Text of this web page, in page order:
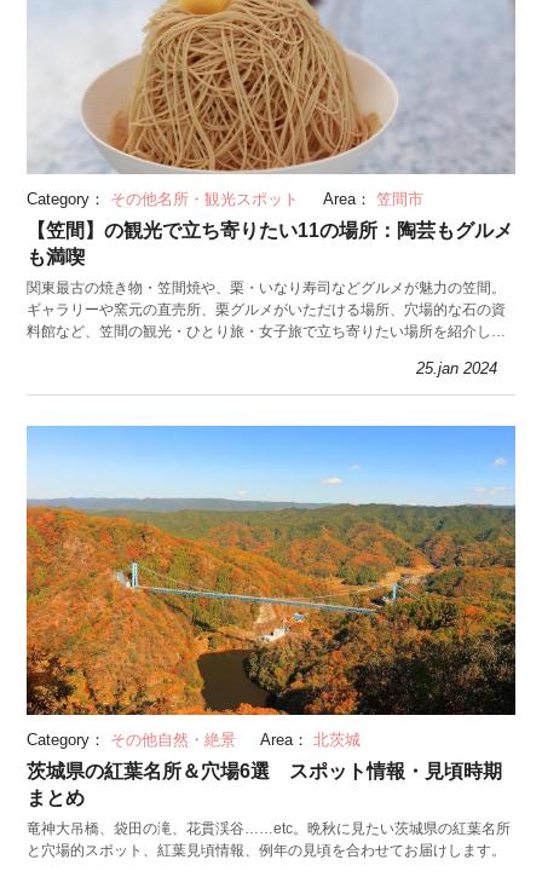
Category： その他名所・観光スポット Area： 笠間市
【笠間】の観光で立ち寄りたい11の場所：陶芸もグルメ
も満喫
関東最古の焼き物・笠間焼や、栗・いなり寿司などグルメが魅力の笠間。
ギャラリーや窯元の直売所、栗グルメがいただける場所、穴場的な石の資
料館など、笠間の観光・ひとり旅・女子旅で立ち寄りたい場所を紹介しま
25.jan 2024
Category： その他自然・絶景 Area： 北茨城
茨城県の紅葉名所＆穴場6選 スポット情報・見頃時期
まとめ
竜神大吊橋、袋田の滝、花貫渓谷……etc。晩秋に見たい茨城県の紅葉名所
と穴場的スポット、紅葉見頃情報、例年の見頃を合わせてお届けします。